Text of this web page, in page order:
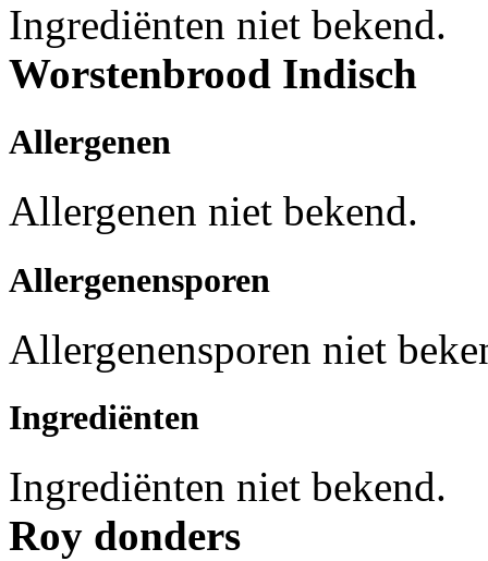
Ingrediënten niet bekend.
Worstenbrood Indisch
Allergenen
Allergenen niet bekend.
Allergenensporen
Allergenensporen niet
Ingrediënten
Ingrediënten niet bekend.
Roy donders